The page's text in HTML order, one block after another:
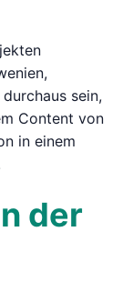
sein,
Content von
in einem
der